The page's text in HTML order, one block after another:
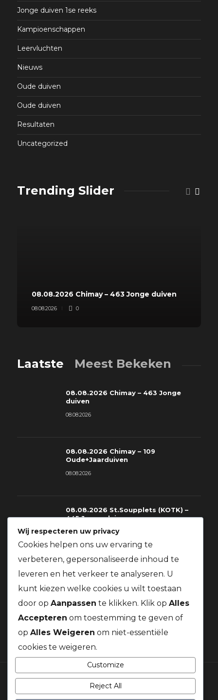
Jonge duiven 1se reeks
Kampioenschappen
Leervluchten
Nieuws
Oude duiven
Oude duiven
Resultaten
Uncategorized
Trending Slider
08.08.2026 Chimay – 463 Jonge duiven
08.08.2026 0
Laatste Meest Bekeken
08.08.2026 Chimay – 463 Jonge
duiven
08.08.2026
08.08.2026 Chimay – 109
Oude+Jaarduiven
08.08.2026
08.08.2026 St.Soupplets (KOTK) –
445 Jonge duiven
08.08.2026
Oude+Jaarduiven
08.08.2026
© 2026 Duivenbond Kanaalduif. Alle rechten voorbehouden
Wij respecteren uw privacy
Cookies helpen ons uw ervaring te
verbeteren, gepersonaliseerde inhoud te
leveren en het verkeer te analyseren. U
kunt kiezen welke cookies u wilt toestaan
door op Aanpassen te klikken. Klik op Alles
Accepteren om toestemming te geven of
op Alles Weigeren om niet-essentiële
cookies te weigeren.
Customize
Reject All